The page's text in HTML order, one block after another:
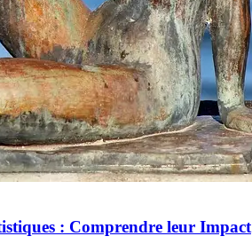
: Comprendre leur Impact